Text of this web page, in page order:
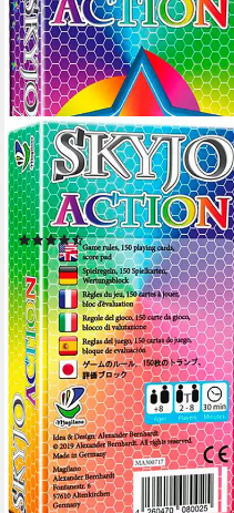
MAGILANO
Spiel SKYJO ACTION,
Familienspiel, Made in
Germany
(15)
ab 19,99 €
lieferbar - in 3-4 Werktagen bei dir